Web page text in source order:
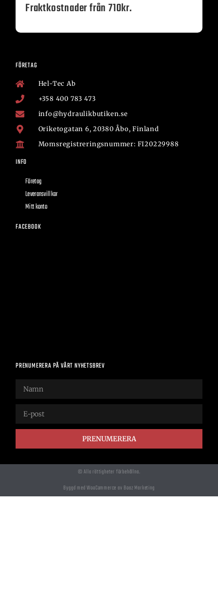
Fraktkostnader från 710kr.
FÖRETAG
Hel-Tec Ab
+358 400 783 473
info@hydraulikbutiken.se
Oriketogatan 6, 20380 Åbo, Finland
Momsregistreringsnummer: FI20229988
INFO
Företag
Leveransvillkor
Mitt konto
FACEBOOK
PRENUMERERA PÅ VÅRT NYHETSBREV
PRENUMERERA
© Alla rättigheter förbehållna.
Byggd med WooCommerce av Boaz Marketing